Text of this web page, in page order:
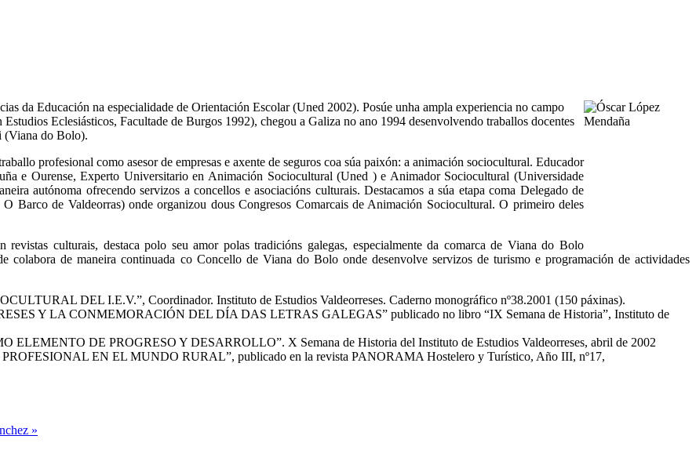
da Educación na especialidade de Orientación Escolar (Uned 2002). Posúe unha ampla experiencia no campo
Eclesiásticos, Facultade de Burgos 1992), chegou a Galiza no ano 1994 desenvolvendo traballos docentes
(Viana do Bolo).
profesional como asesor de empresas e axente de seguros coa súa paixón: a animación sociocultural. Educador
e Ourense, Experto Universitario en Animación Sociocultural (Uned ) e Animador Sociocultural (Universidade
autónoma ofrecendo servizos a concellos e asociacións culturais. Destacamos a súa etapa coma Delegado de
Barco de Valdeorras) onde organizou dous Congresos Comarcais de Animación Sociocultural. O primeiro deles
culturais, destaca polo seu amor polas tradicións galegas, especialmente da comarca de Viana do Bolo
colabora de maneira continuada co Concello de Viana do Bolo onde desenvolve servizos de turismo e programación de actividades
DEL I.E.V.”, Coordinador. Instituto de Estudios Valdeorreses. Caderno monográfico nº38.2001 (150 páxinas).
Y LA CONMEMORACIÓN DEL DÍA DAS LETRAS GALEGAS” publicado no libro “IX Semana de Historia”, Instituto de
DE PROGRESO Y DESARROLLO”. X Semana de Historia del Instituto de Estudios Valdeorreses, abril de 2002
EN EL MUNDO RURAL”, publicado en la revista PANORAMA Hostelero y Turístico, Año III, nº17,
»